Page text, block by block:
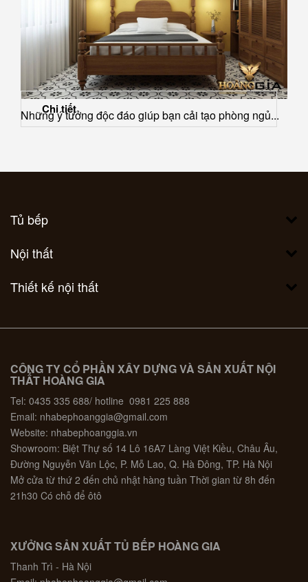
Những ý tưởng độc đáo giúp bạn cải tạo phòng ngủ...
Chi tiết
Tủ bếp
Nội thất
Thiết kế nội thất
CÔNG TY CỔ PHẦN XÂY DỰNG VÀ SẢN XUẤT NỘI
THẤT HOÀNG GIA
Tel: 0435 335 688/ hotline 0981 225 888
Email: nhabephoanggia@gmail.com
Website: nhabephoanggia.vn
Showroom: Biệt Thự số 14 Lô 16A7 Làng Việt Kiều, Châu Âu,
Đường Nguyễn Văn Lộc, P. Mỗ Lao, Q. Hà Đông, TP. Hà Nội
Mở cửa từ thứ 2 đến chủ nhật hàng tuần Thời gian từ 8h đến
21h30 Có chỗ để ôtô
XƯỞNG SẢN XUẤT TỦ BẾP HOÀNG GIA
Thanh Trì - Hà Nội